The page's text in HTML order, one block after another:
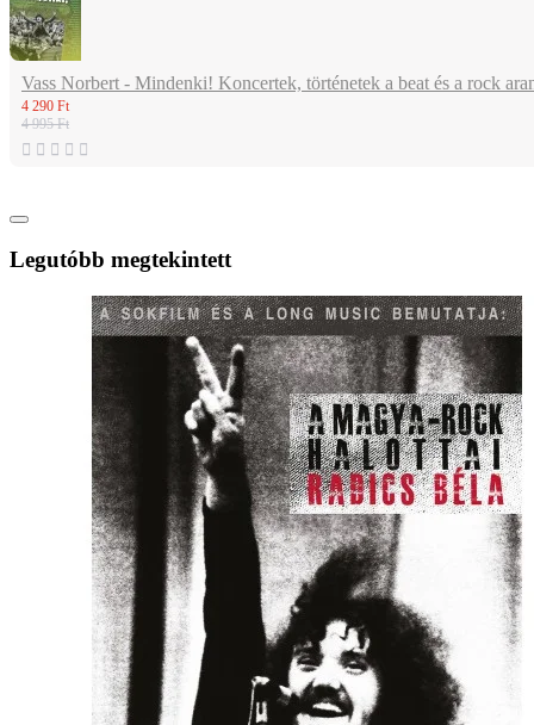
Vass Norbert - Mindenki! Koncertek, történetek a beat és a rock
4 290 Ft
4 995 Ft
Legutóbb megtekintett